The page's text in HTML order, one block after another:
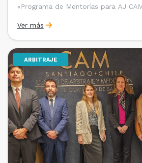
«Programa de Mentorías para AJ
Internacionales con el apoyo de la
y la Subdirección Ejecutiva y de
Internacionales, tras […]
Ver más
ARBITRAJE